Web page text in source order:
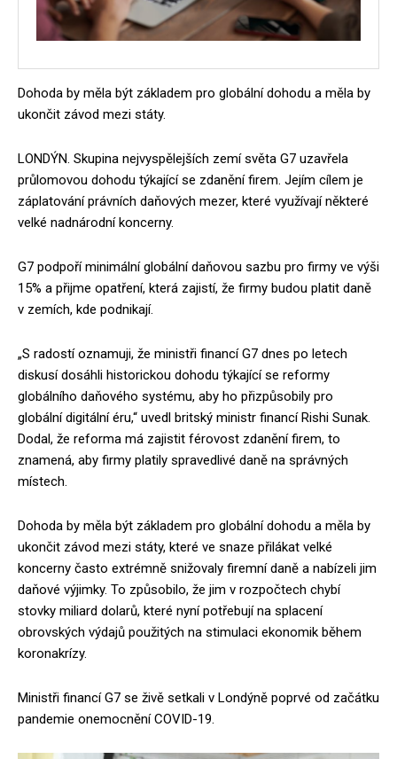
Dohoda by měla být základem pro globální dohodu a měla by
ukončit závod mezi státy.
LONDÝN. Skupina nejvyspělejších zemí světa G7 uzavřela
průlomovou dohodu týkající se zdanění firem. Jejím cílem je
záplatování právních daňových mezer, které využívají některé
velké nadnárodní koncerny.
G7 podpoří minimální globální daňovou sazbu pro firmy ve výši
15% a přijme opatření, která zajistí, že firmy budou platit daně
v zemích, kde podnikají.
„S radostí oznamuji, že ministři financí G7 dnes po letech
diskusí dosáhli historickou dohodu týkající se reformy
globálního daňového systému, aby ho přizpůsobily pro
globální digitální éru,“ uvedl britský ministr financí Rishi Sunak.
Dodal, že reforma má zajistit férovost zdanění firem, to
znamená, aby firmy platily spravedlivé daně na správných
místech.
Dohoda by měla být základem pro globální dohodu a měla by
ukončit závod mezi státy, které ve snaze přilákat velké
koncerny často extrémně snižovaly firemní daně a nabízeli jim
daňové výjimky. To způsobilo, že jim v rozpočtech chybí
stovky miliard dolarů, které nyní potřebují na splacení
obrovských výdajů použitých na stimulaci ekonomik během
koronakrízy.
Ministři financí G7 se živě setkali v Londýně poprvé od začátku
pandemie onemocnění COVID-19.